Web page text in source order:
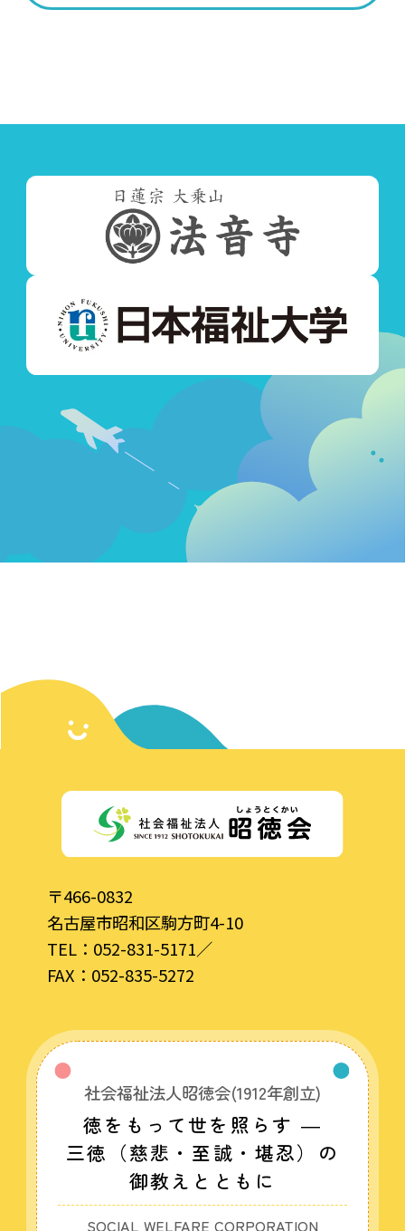
〒466-0832
名古屋市昭和区駒方町4-10
TEL： 052-831-5171／
FAX：052-835-5272
社会福祉法人昭徳会(1912年創立)
徳をもって世を照らす ―
三徳（慈悲・至誠・堪忍）の
御教えとともに
SOCIAL WELFARE CORPORATION